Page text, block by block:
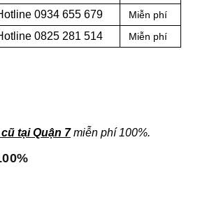
0934 655 679
Miễn phí
0825 281 514 Miễn phí
tại Quận 7miễn phí 100%.